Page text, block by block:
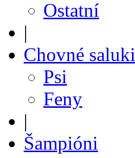
Ostatní
|
Chovné saluki
Psi
Feny
|
Šampióni